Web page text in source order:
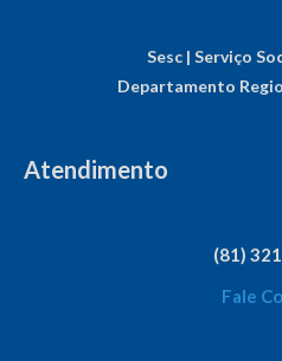
Sesc | Serviço
Departamento
Atendimento
(81)
Fale